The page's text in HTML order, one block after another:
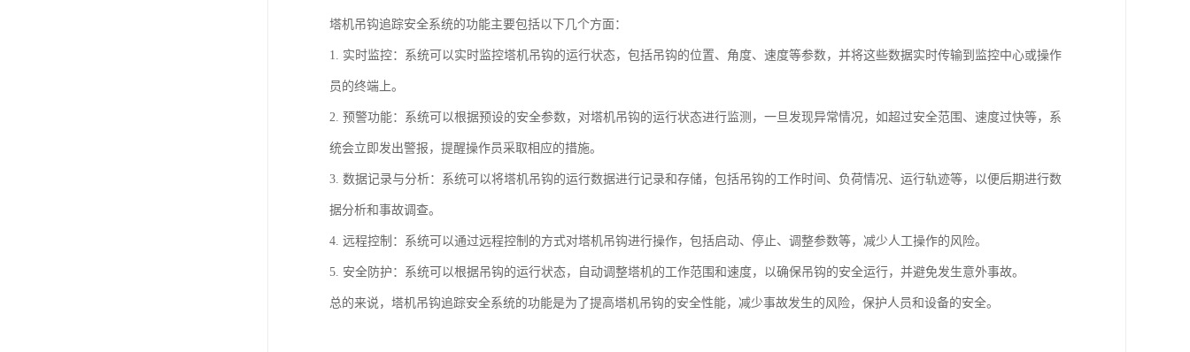
塔机吊钩追踪安全系统的功能主要包括以下几个方面：
1. 实时监控：系统可以实时监控塔机吊钩的运行状态，包括吊钩的位置、角度、速度等参数，并将这些数据实时传输到监控中心或操作
员的终端上。
2. 预警功能：系统可以根据预设的安全参数，对塔机吊钩的运行状态进行监测，一旦发现异常情况，如超过安全范围、速度过快等，系
统会立即发出警报，提醒操作员采取相应的措施。
3. 数据记录与分析：系统可以将塔机吊钩的运行数据进行记录和存储，包括吊钩的工作时间、负荷情况、运行轨迹等，以便后期进行数
据分析和事故调查。
4. 远程控制：系统可以通过远程控制的方式对塔机吊钩进行操作，包括启动、停止、调整参数等，减少人工操作的风险。
5. 安全防护：系统可以根据吊钩的运行状态，自动调整塔机的工作范围和速度，以确保吊钩的安全运行，并避免发生意外事故。
总的来说，塔机吊钩追踪安全系统的功能是为了提高塔机吊钩的安全性能，减少事故发生的风险，保护人员和设备的安全。